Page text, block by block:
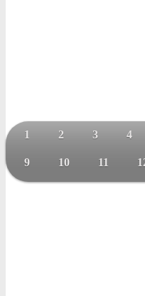
1 2 3 4
9 10 11